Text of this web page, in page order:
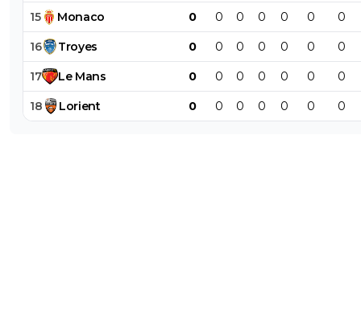
15 Monaco 0 0 0 0 0 0 0
16 Troyes 0 0 0 0 0 0 0
17 Le Mans 0 0 0 0 0 0 0
18 Lorient 0 0 0 0 0 0 0